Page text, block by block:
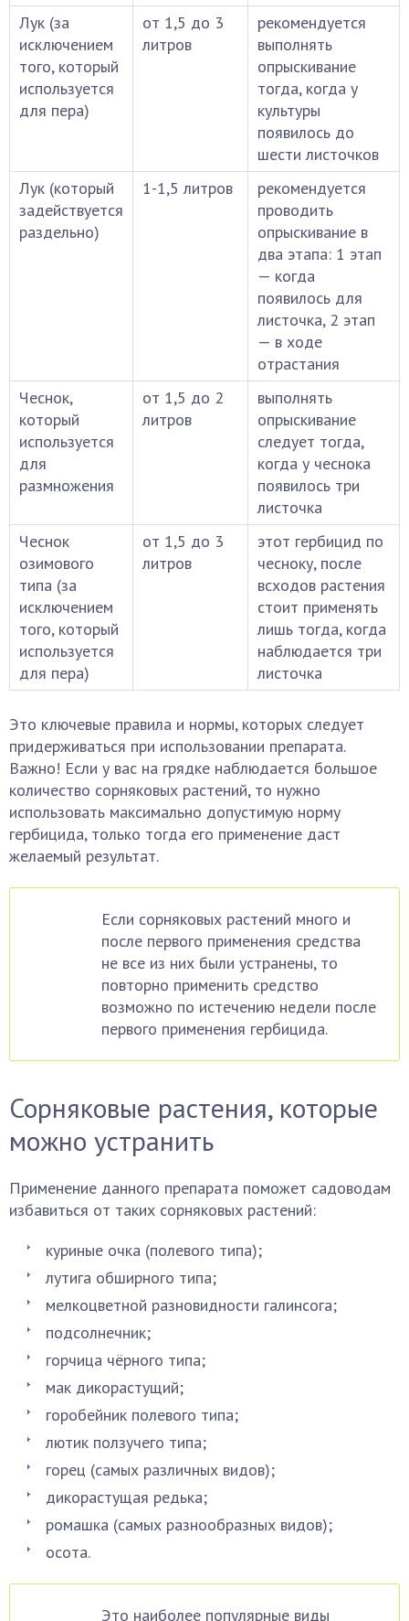
Лук (за
исключением
того, который
используется
для пера)
от 1,5 до 3
литров
рекомендуется
выполнять
опрыскивание
тогда, когда у
культуры
появилось до
шести листочков
Лук (который
задействуется
раздельно)
1-1,5 литров
рекомендуется
проводить
опрыскивание в
два этапа: 1 этап
— когда
появилось для
листочка, 2 этап
— в ходе
отрастания
Чеснок,
который
используется
для
размножения
от 1,5 до 2
литров
выполнять
опрыскивание
следует тогда,
когда у чеснока
появилось три
листочка
Чеснок
озимового
типа (за
исключением
того, который
используется
для пера)
от 1,5 до 3
литров
этот гербицид по
чесноку, после
всходов растения
стоит применять
лишь тогда, когда
наблюдается три
листочка
Это ключевые правила и нормы, которых следует
придерживаться при использовании препарата.
Важно! Если у вас на грядке наблюдается большое
количество сорняковых растений, то нужно
использовать максимально допустимую норму
гербицида, только тогда его применение даст
желаемый результат.
Если сорняковых растений много и
после первого применения средства
не все из них были устранены, то
повторно применить средство
возможно по истечению недели после
первого применения гербицида.
Сорняковые растения, которые
можно устранить
Применение данного препарата поможет садоводам
избавиться от таких сорняковых растений:
куриные очка (полевого типа);
лутига обширного типа;
мелкоцветной разновидности галинсога;
подсолнечник;
горчица чёрного типа;
мак дикорастущий;
горобейник полевого типа;
лютик ползучего типа;
горец (самых различных видов);
дикорастущая редька;
ромашка (самых разнообразных видов);
осота.
Это наиболее популярные виды